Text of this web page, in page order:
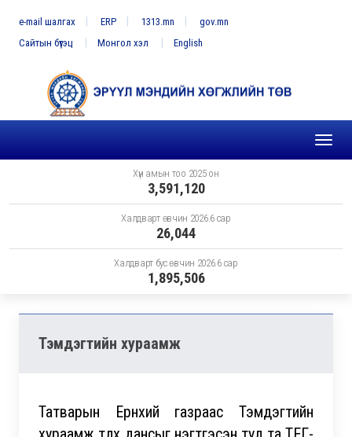
e-mail шалгах ERP 1313.mn
gov.mn
Сайтын бүтэц
Монгол хэл English
Toggle
Хүн амын тоо 2025 он
3,591,120
Халдварт өвчин 2026.6 сар
26,044
Халдварт бус өвчин 2026.6 сар
1,895,506
Тэмдэгтийн хураамж
Татварын Ерөнхий газраас Тэмдэгтийн